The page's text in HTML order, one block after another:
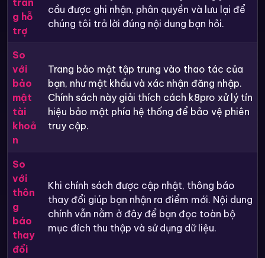
g hỗ
trợ
cầu được ghi nhận, phân quyền và lưu lại để
chúng tôi trả lời đúng nội dung bạn hỏi.
So
với
bảo
mật
tài
khoả
n
Trang bảo mật tập trung vào thao tác của
bạn, như mật khẩu và xác nhận đăng nhập.
Chính sách này giải thích cách k8pro xử lý tín
hiệu bảo mật phía hệ thống để bảo vệ phiên
truy cập.
So
với
thôn
g
báo
thay
đổi
Khi chính sách được cập nhật, thông báo
thay đổi giúp bạn nhận ra điểm mới. Nội dung
chính vẫn nằm ở đây để bạn đọc toàn bộ
mục đích thu thập và sử dụng dữ liệu.